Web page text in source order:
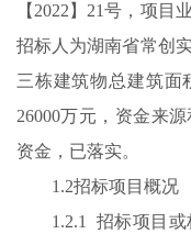
【2022】21号，项目
招标人为湖南省常创
三栋建筑物总建筑面
26000万元，资金来
资金，已落实。
1.2招标项目概况
1.2.1 招标项目